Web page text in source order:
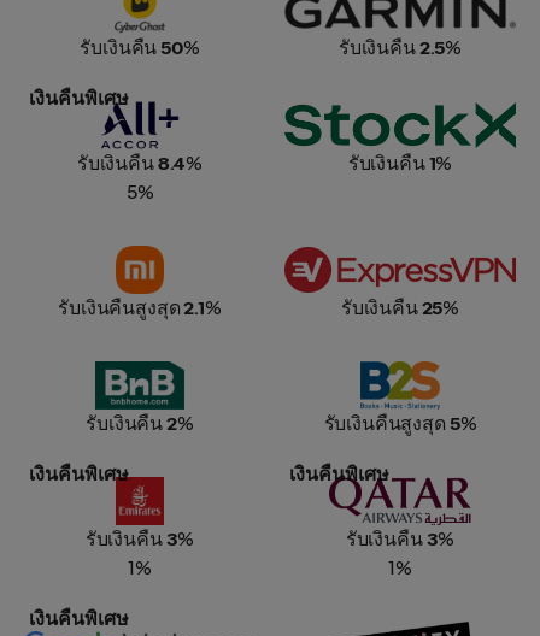
รับเงินคืน50% รับเงินคืน2.5%
Accor Plus
เงินคืนพิเศษ
รับเงินคืน8.4%
5%
Stock X
รับเงินคืน1%
รับเงินคืนสูงสุด2.1%
ExpressVPN
รับเงินคืน25%
BnB home
รับเงินคืน2% รับเงินคืนสูงสุด 5%
Emirates
เงินคืนพิเศษ
รับเงินคืน3%
1%
Qatar Airways
เงินคืนพิเศษ
รับเงินคืน3%
1%
Google Workspace
เงินคืนพิเศษ